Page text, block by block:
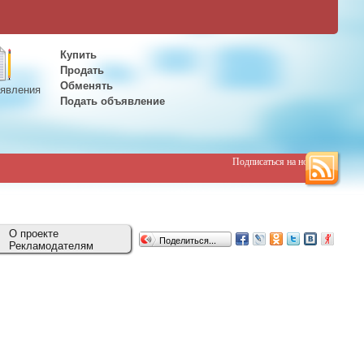
Купить
Продать
Обменять
Подать объявление
Подписаться на новости
О проекте
Рекламодателям Поделиться...